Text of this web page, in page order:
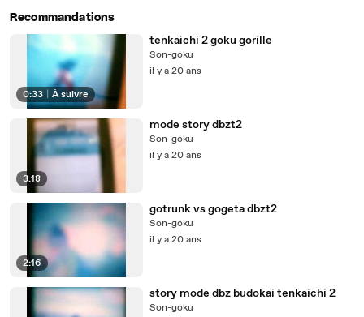
Recommandations
0:33 À suivre
tenkaichi 2 goku gorille
Son-goku
il y a 20 ans
3:18
mode story dbzt2
Son-goku
il y a 20 ans
2:16
gotrunk vs gogeta dbzt2
Son-goku
il y a 20 ans
story mode dbz budokai tenkaichi 2
Son-goku